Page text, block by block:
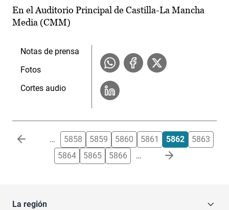
En el Auditorio Principal de Castilla-La Mancha
Media (CMM)
Notas de prensa
Fotos
Cortes audio
Paginación … 5858 5859 5860 5861 5862
5863
5864
5865 5866 …
La región